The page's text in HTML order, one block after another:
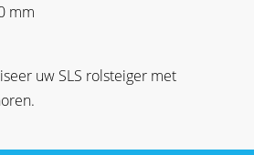
mm
uw SLS rolsteiger met